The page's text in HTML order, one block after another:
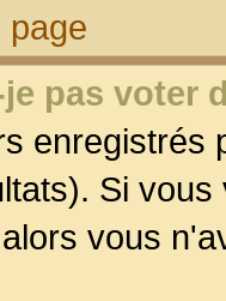
page
pas voter
enregistrés
Si
vous